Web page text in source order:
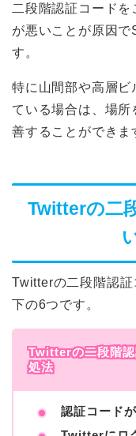
二段階認証コード
が悪いことが原因
す。
特に山間部や高層ビ
ている場合は、場
善することができま
Twitterの二
Twitterの二段階認
下の6つです。
Twitterの二段階
処法
認証コード